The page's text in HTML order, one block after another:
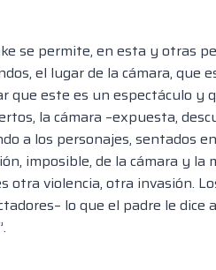
se permite, en esta y otras
el lugar de la cámara, que
que este es un espectáculo y
la cámara –expuesta,
a los personajes, sentados
imposible, de la cámara y
otra violencia, otra invasión.
lo que el padre le dice